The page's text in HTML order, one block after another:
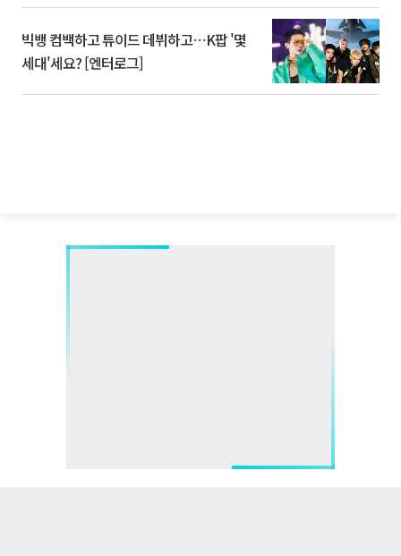
빅뱅 컴백하고 튜이드 데뷔하고⋯K팝 '몇
세대'세요? [엔터로그]